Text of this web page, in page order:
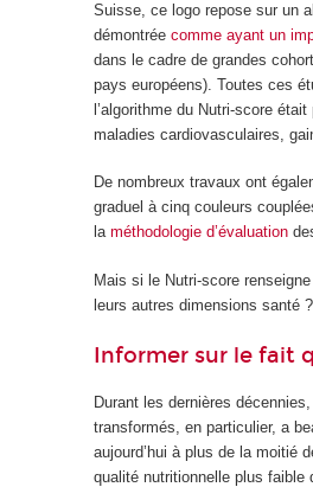
Suisse, ce logo repose sur un
démontréecomme ayant un
dans le cadre de grandes
pays européens). Toutes ces
l’algorithme du Nutri-score
maladies cardiovasculaires,
De nombreux travaux ont
graduel à cinq couleurs
laméthodologie d’évaluation
Mais si le Nutri-score
leurs autres dimensions santé ?
Informer sur le fait
Durant les dernières
transformés, en particulier, a
aujourd’hui à plus de la moitié
qualité nutritionnelle plus faible